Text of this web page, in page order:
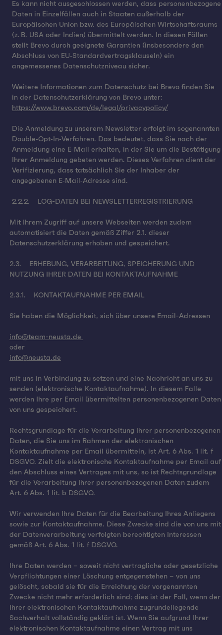
Es kann nicht ausgeschlossen werden, dass personenbezogene
Daten in Einzelfällen auch in Staaten außerhalb der
Europäischen Union bzw. des Europäischen Wirtschaftsraums
(z. B. USA oder Indien) übermittelt werden. In diesen Fällen
stellt Brevo durch geeignete Garantien (insbesondere den
Abschluss von EU‑Standardvertragsklauseln) ein
angemessenes Datenschutzniveau sicher.
Weitere Informationen zum Datenschutz bei Brevo finden Sie
in der Datenschutzerklärung von Brevo unter:
https://www.brevo.com/de/legal/privacypolicy/
Die Anmeldung zu unserem Newsletter erfolgt im sogenannten
Double‑Opt‑In‑Verfahren. Das bedeutet, dass Sie nach der
Anmeldung eine E‑Mail erhalten, in der Sie um die Bestätigung
Ihrer Anmeldung gebeten werden. Dieses Verfahren dient der
Verifizierung, dass tatsächlich Sie der Inhaber der
angegebenen E‑Mail‑Adresse sind.
2.2.2. LOG-DATEN BEI NEWSLETTERREGISTRIERUNG
Mit Ihrem Zugriff auf unsere Webseiten werden zudem
automatisiert die Daten gemäß Ziffer 2.1. dieser
Datenschutzerklärung erhoben und gespeichert.
2.3. ERHEBUNG, VERARBEITUNG, SPEICHERUNG UND
NUTZUNG IHRER DATEN BEI KONTAKTAUFNAHME
2.3.1. KONTAKTAUFNAHME PER EMAIL
Sie haben die Möglichkeit, sich über unsere Email-Adressen
info@team-neusta.de
oder
info@neusta.de
mit uns in Verbindung zu setzen und eine Nachricht an uns zu
senden (elektronische Kontaktaufnahme). In diesem Falle
werden Ihre per Email übermittelten personenbezogenen Daten
von uns gespeichert.
Rechtsgrundlage für die Verarbeitung Ihrer personenbezogenen
Daten, die Sie uns im Rahmen der elektronischen
Kontaktaufnahme per Email übermitteln, ist Art. 6 Abs. 1 lit. f
DSGVO. Zielt die elektronische Kontaktaufnahme per Email auf
den Abschluss eines Vertrages mit uns, so ist Rechtsgrundlage
für die Verarbeitung Ihrer personenbezogenen Daten zudem
Art. 6 Abs. 1 lit. b DSGVO.
Wir verwenden Ihre Daten für die Bearbeitung Ihres Anliegens
sowie zur Kontaktaufnahme. Diese Zwecke sind die von uns mit
der Datenverarbeitung verfolgten berechtigten Interessen
gemäß Art. 6 Abs. 1 lit. f DSGVO.
Ihre Daten werden – soweit nicht vertragliche oder gesetzliche
Verpflichtungen einer Löschung entgegenstehen – von uns
gelöscht, sobald sie für die Erreichung der vorgenannten
Zwecke nicht mehr erforderlich sind; dies ist der Fall, wenn der
Ihrer elektronischen Kontaktaufnahme zugrundeliegende
Sachverhalt vollständig geklärt ist. Wenn Sie aufgrund Ihrer
elektronischen Kontaktaufnahme einen Vertrag mit uns